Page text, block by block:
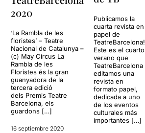
2020
‘La Rambla de les
floristes’ – Teatre
Nacional de Catalunya –
(c) May Circus La
Rambla de les
Floristes és la gran
guanyadora de la
tercera edició
dels Premis Teatre
Barcelona, els
guardons […]
16 septiembre 2020
Publicamos la
cuarta revista en
papel de
TeatreBarcelona!
Este es el cuarto
verano que
TeatreBarcelona
editamos una
revista en
formato papel,
dedicada a uno
de los eventos
culturales más
importantes […]